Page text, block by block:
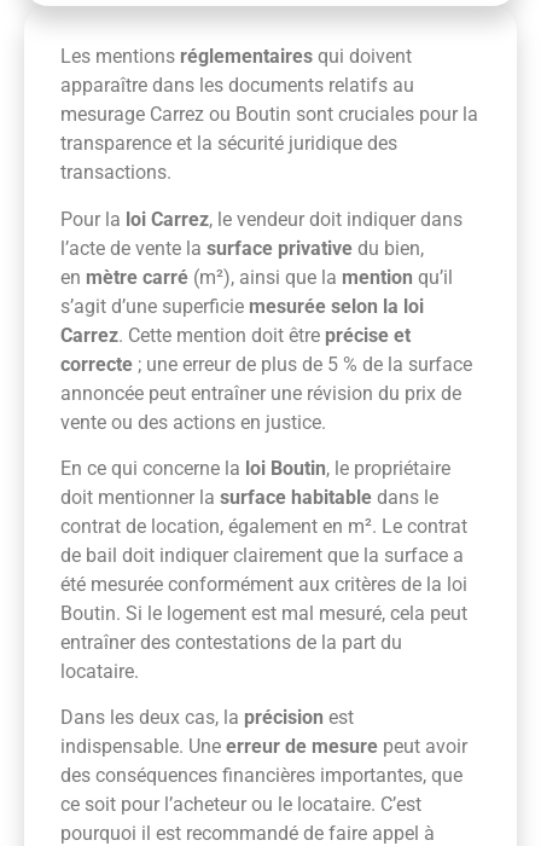
Les mentions réglementaires qui doivent
apparaître dans les documents relatifs au
mesurage Carrez ou Boutin sont cruciales pour la
transparence et la sécurité juridique des
transactions.
Pour la loi Carrez, le vendeur doit indiquer dans
l’acte de vente la surface privative du bien,
en mètre carré (m²), ainsi que la mention qu’il
s’agit d’une superficie mesurée selon la loi
Carrez. Cette mention doit être précise et
correcte ; une erreur de plus de 5 % de la surface
annoncée peut entraîner une révision du prix de
vente ou des actions en justice.
En ce qui concerne la loi Boutin, le propriétaire
doit mentionner la surface habitable dans le
contrat de location, également en m². Le contrat
de bail doit indiquer clairement que la surface a
été mesurée conformément aux critères de la loi
Boutin. Si le logement est mal mesuré, cela peut
entraîner des contestations de la part du
locataire.
Dans les deux cas, la précision est
indispensable. Une erreur de mesure peut avoir
des conséquences financières importantes, que
ce soit pour l’acheteur ou le locataire. C’est
pourquoi il est recommandé de faire appel à